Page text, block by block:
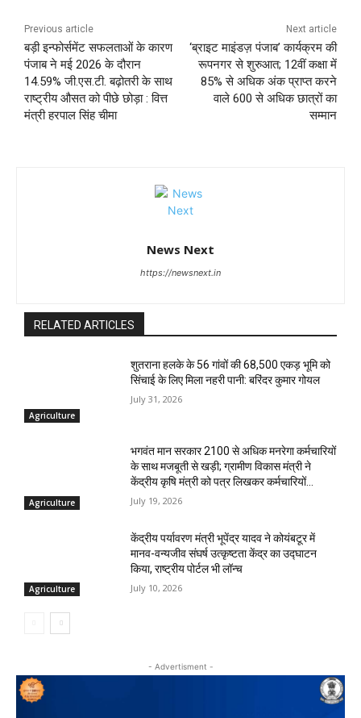
Previous article
बड़ी इन्फोर्समेंट सफलताओं के कारण
पंजाब ने मई 2026 के दौरान
14.59% जी.एस.टी. बढ़ोतरी के साथ
राष्ट्रीय औसत को पीछे छोड़ा : वित्त
मंत्री हरपाल सिंह चीमा
Next article
‘ब्राइट माइंडज़ पंजाब’ कार्यक्रम की
रूपनगर से शुरुआत; 12वीं कक्षा में
85% से अधिक अंक प्राप्त करने
वाले 600 से अधिक छात्रों का
सम्मान
News Next
https://newsnext.in
RELATED ARTICLES
Agriculture
शुतराना हलके के 56 गांवों की 68,500 एकड़ भूमि को
सिंचाई के लिए मिला नहरी पानी: बरिंदर कुमार गोयल
July 31, 2026
Agriculture
भगवंत मान सरकार 2100 से अधिक मनरेगा कर्मचारियों
के साथ मजबूती से खड़ी; ग्रामीण विकास मंत्री ने
केंद्रीय कृषि मंत्री को पत्र लिखकर कर्मचारियों...
July 19, 2026
Agriculture
केंद्रीय पर्यावरण मंत्री भूपेंद्र यादव ने कोयंबटूर में
मानव-वन्यजीव संघर्ष उत्कृष्टता केंद्र का उद्घाटन
किया, राष्ट्रीय पोर्टल भी लॉन्च
July 10, 2026
- Advertisment -